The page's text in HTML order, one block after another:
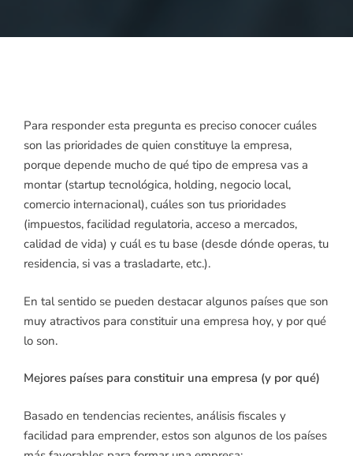
Para responder esta pregunta es preciso conocer cuáles
son las prioridades de quien constituye la empresa,
porque depende mucho de qué tipo de empresa vas a
montar (startup tecnológica, holding, negocio local,
comercio internacional), cuáles son tus prioridades
(impuestos, facilidad regulatoria, acceso a mercados,
calidad de vida) y cuál es tu base (desde dónde operas, tu
residencia, si vas a trasladarte, etc.).
En tal sentido se pueden destacar algunos países que son
muy atractivos para constituir una empresa hoy, y por qué
lo son.
Mejores países para constituir una empresa (y por qué)
Basado en tendencias recientes, análisis fiscales y
facilidad para emprender, estos son algunos de los países